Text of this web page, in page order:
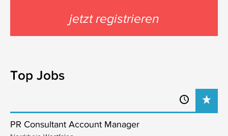
jetzt registrieren
Top Jobs
PR Consultant Account Manager